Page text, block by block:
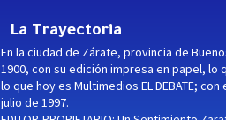
La Trayectoria
En la ciudad de Zárate, provincia de
1900, con su edición impresa en papel,
lo que hoy es Multimedios EL DEBATE;
julio de 1997.